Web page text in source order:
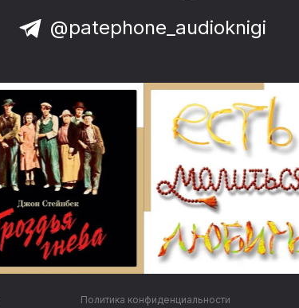
@patephone_audioknigi
Политика конфиденциальности